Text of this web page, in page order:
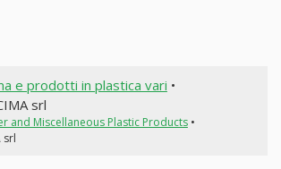
e prodotti in plastica vari •
srl
and Miscellaneous Plastic Products•
srl